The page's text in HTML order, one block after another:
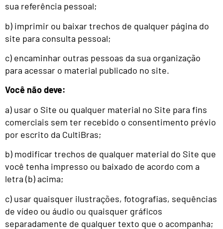
sua referência pessoal;
b) imprimir ou baixar trechos de qualquer página do
site para consulta pessoal;
c) encaminhar outras pessoas da sua organização
para acessar o material publicado no site.
Você não deve:
a) usar o Site ou qualquer material no Site para fins
comerciais sem ter recebido o consentimento prévio
por escrito da CultiBras;
b) modificar trechos de qualquer material do Site que
você tenha impresso ou baixado de acordo com a
letra (b) acima;
c) usar quaisquer ilustrações, fotografias, sequências
de vídeo ou áudio ou quaisquer gráficos
separadamente de qualquer texto que o acompanha;